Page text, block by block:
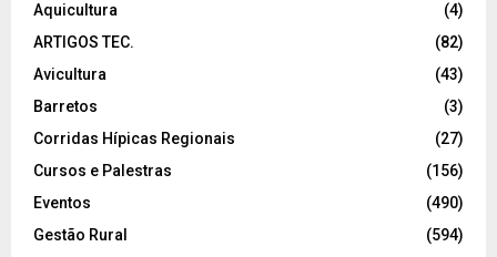
Aquicultura
(4)
ARTIGOS TEC.
(82)
Avicultura
(43)
Barretos
(3)
Corridas Hípicas Regionais
(27)
Cursos e Palestras
(156)
Eventos
(490)
Gestão Rural
(594)